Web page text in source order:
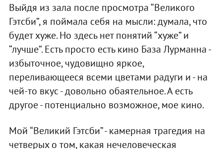
Выйдя из зала после просмотра “Великого
Гэтсби”, я поймала себя на мысли: думала, что
будет хуже. Но здесь нет понятий “хуже” и
“лучше”. Есть просто есть кино База Лурманна -
избыточное, чудовищно яркое,
переливающееся всеми цветами радуги и - на
чей-то вкус - довольно обаятельное. А есть
другое - потенциально возможное, мое кино.
Мой “Великий Гэтсби” - камерная трагедия на
четверых о том, какая нечеловеческая